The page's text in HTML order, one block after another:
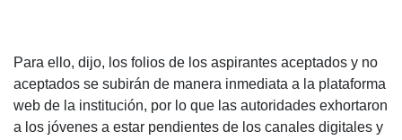
Para ello, dijo, los folios de los aspirantes aceptados y no
aceptados se subirán de manera inmediata a la plataforma
web de la institución, por lo que las autoridades exhortaron
a los jóvenes a estar pendientes de los canales digitales y